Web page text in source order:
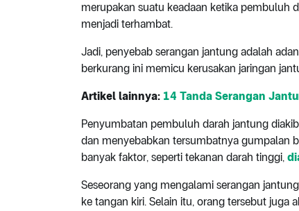
merupakan suatu keadaan ketika pembuluh
menjadi terhambat.
Jadi, penyebab serangan jantung adalah
berkurang ini memicu kerusakan jaringan
Artikel lainnya: 14 Tanda Serangan
Penyumbatan pembuluh darah jantung
dan menyebabkan tersumbatnya gumpalan
banyak faktor, seperti tekanan darah tinggi,
Seseorang yang mengalami serangan
ke tangan kiri. Selain itu, orang tersebut juga